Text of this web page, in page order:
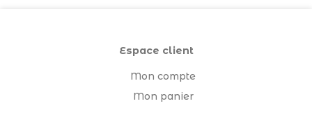
Espace client
Mon compte
Mon panier